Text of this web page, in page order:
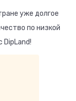
уже долгое
по низкой
DipLand!